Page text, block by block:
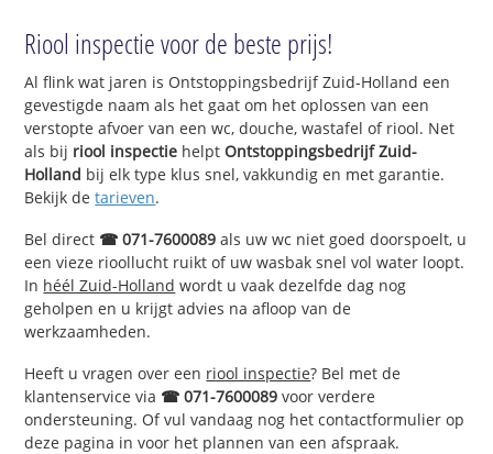
Riool inspectie voor de beste prijs!
Al flink wat jaren is Ontstoppingsbedrijf Zuid-Holland een
gevestigde naam als het gaat om het oplossen van een
verstopte afvoer van een wc, douche, wastafel of riool. Net
als bij riool inspectie helptOntstoppingsbedrijf Zuid-
Holland bij elk type klus snel, vakkundig en met garantie.
Bekijk detarieven.
Bel direct ☎ 071-7600089 als uw wc niet goed doorspoelt, u
een vieze rioollucht ruikt of uw wasbak snel vol water loopt.
In héél Zuid-Holland wordt u vaak dezelfde dag nog
geholpen en u krijgt advies na afloop van de
werkzaamheden.
Heeft u vragen over een riool inspectie? Bel met de
klantenservice via ☎ 071-7600089 voor verdere
ondersteuning. Of vul vandaag nog het contactformulier op
deze pagina in voor het plannen van een afspraak.